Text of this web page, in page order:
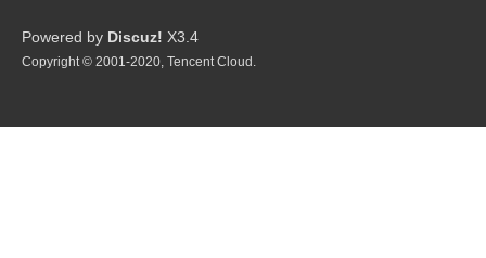
Powered by Discuz! X3.4
Copyright © 2001-2020, Tencent Cloud.